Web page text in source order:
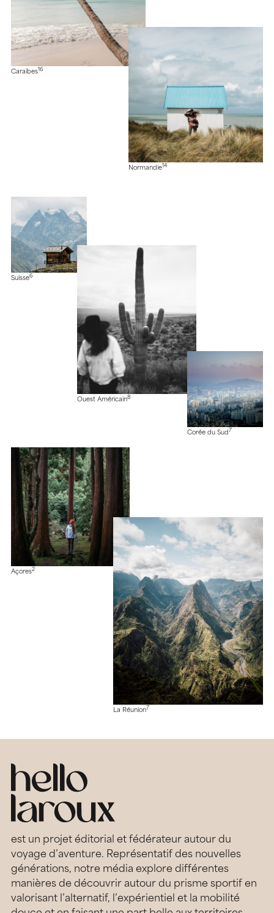
Caraïbes16
Normandie14
Suisse6
Ouest Américain8
Corée du Sud 7
Açores2
La Réunion7
est un projet éditorial et fédérateur autour du
voyage d’aventure. Représentatif des nouvelles
générations, notre média explore différentes
manières de découvrir autour du prisme sportif en
valorisant l’alternatif, l’expérientiel et la mobilité